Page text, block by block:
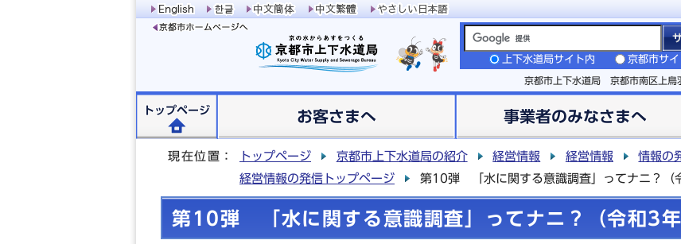
上下水道局サイト内 京都市サ
京都市上下水道局 京都市南区上
トップページ お客さまへ 事業者のみなさまへ
現在位置： トップページ 京都市上下水道局の紹介 経営情報 経営情報
情報の
経営情報の発信トップページ
第10弾 「水に関する意識調査」ってナニ？（
第10弾 「水に関する意識調査」ってナニ？（令和3年